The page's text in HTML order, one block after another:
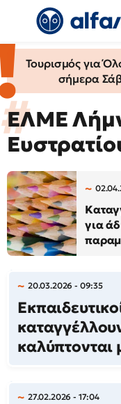
Τουρισμός για
σήμερα
ΕΛΜΕ
για
20.03.2026 - 09:35
27.02.2026 - 17:04